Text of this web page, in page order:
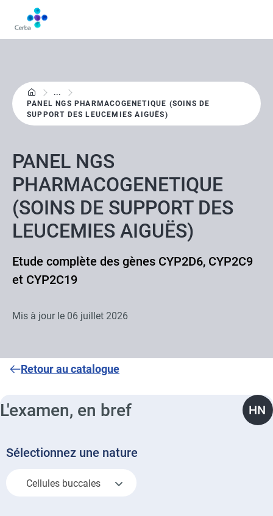
contenu
principal
...
PANEL NGS PHARMACOGENETIQUE (SOINS DE
SUPPORT DES LEUCEMIES AIGUËS)
PANEL NGS
PHARMACOGENETIQUE
(SOINS DE SUPPORT DES
LEUCEMIES AIGUËS)
Etude complète des gènes CYP2D6, CYP2C9
et CYP2C19
Mis à jour le 06 juillet 2026
Retour au catalogue
L'examen, en bref HN
Sélectionnez une nature
Cellules buccales